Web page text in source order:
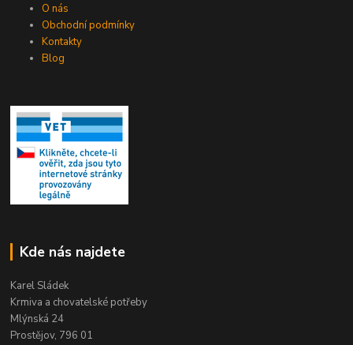
O nás
Obchodní podmínky
Kontakty
Blog
Kde nás najdete
Karel Sládek
Krmiva a chovatelské potřeby
Mlýnská 24
Prostějov, 796 01